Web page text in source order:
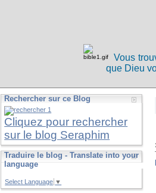
Vous
que Dieu
Rechercher sur ce Blog
Cliquez pour rechercher
sur le blog Seraphim
Traduire le blog - Translate into your
language
Select Language ▼